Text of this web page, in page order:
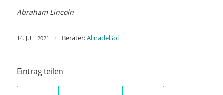
Abraham Lincoln
14. JULI 2021 / Berater:AlinadelSol
Eintrag teilen